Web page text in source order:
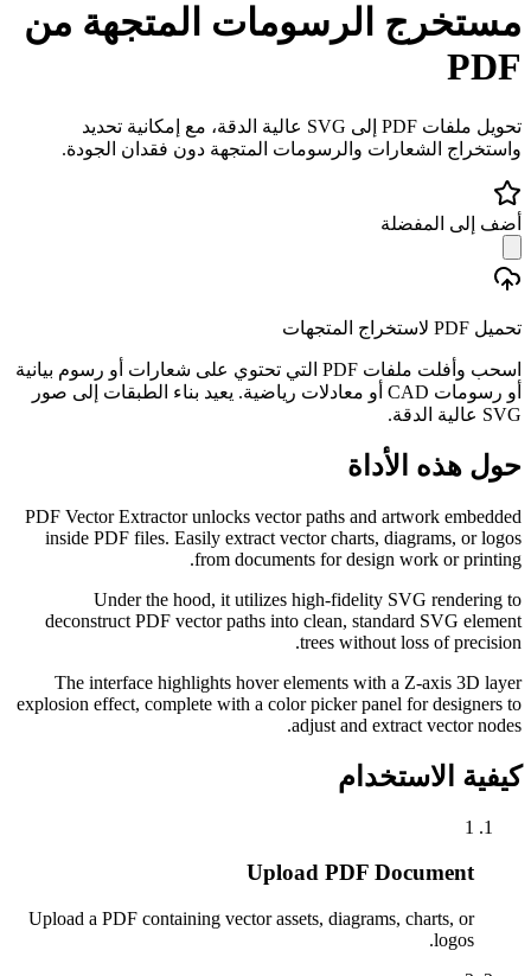
مستخرج الرسومات المتجهة من
PDF
تحويل ملفات PDF إلى SVG عالية الدقة، مع إمكانية تحديد
واستخراج الشعارات والرسومات المتجهة دون فقدان الجودة.
أضف إلى المفضلة
تحميل PDF لاستخراج المتجهات
اسحب وأفلت ملفات PDF التي تحتوي على شعارات أو رسوم بيانية
أو رسومات CAD أو معادلات رياضية. يعيد بناء الطبقات إلى صور
SVG عالية الدقة.
حول هذه الأداة
PDF Vector Extractor unlocks vector paths and artwork embedded
inside PDF files. Easily extract vector charts, diagrams, or logos
from documents for design work or printing.
Under the hood, it utilizes high-fidelity SVG rendering to
deconstruct PDF vector paths into clean, standard SVG element
trees without loss of precision.
The interface highlights hover elements with a Z-axis 3D layer
explosion effect, complete with a color picker panel for designers to
adjust and extract vector nodes.
كيفية الاستخدام
1
Upload PDF Document
Upload a PDF containing vector assets, diagrams, charts, or
logos.